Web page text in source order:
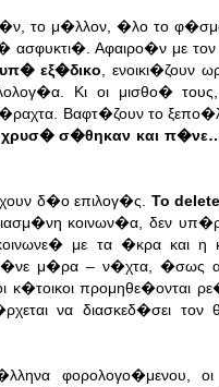
το μ�λλον, �λο το
Αφαιρο�ν με τον
εξ�δικο , ενοικι�ζουν
Κι οι μισθο�
Βαφτ�ζουν το
σ�θηκαν και
δ�ο επιλογ�ς. Το
κοινων�α, δεν
με τα �κρα και η
μ�ρα – ν�χτα, �σως
προμηθε�ονται
να διασκεδ�σει
φορολογο�μενου, οι